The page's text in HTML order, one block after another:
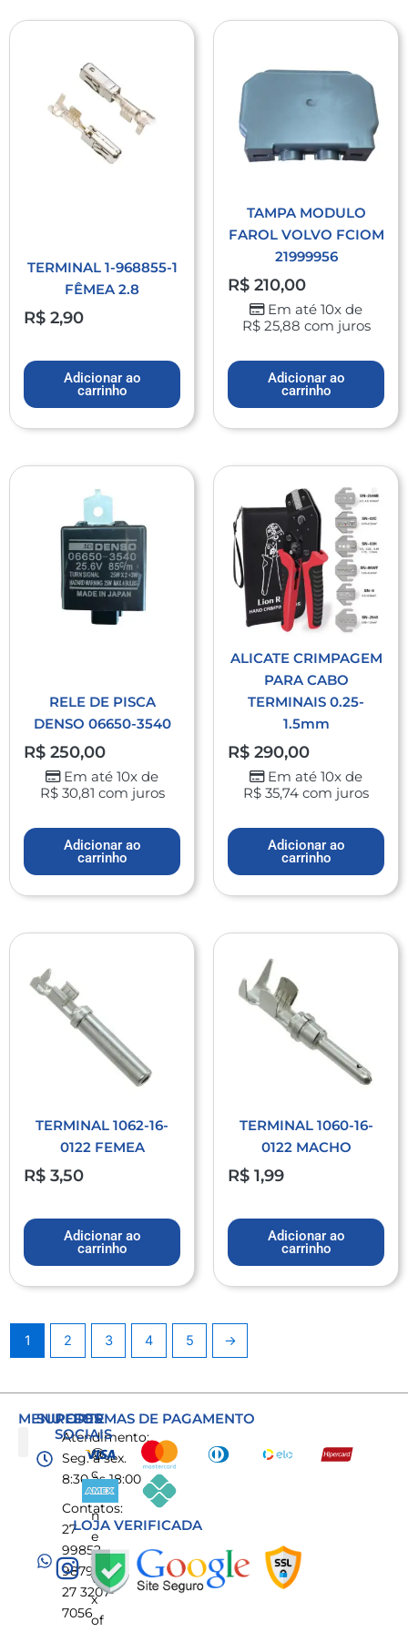
TERMINAL 1-968855-1
FÊMEA 2.8
R$ 2,90
Adicionar ao
carrinho
TAMPA MODULO
FAROL VOLVO FCIOM
21999956
R$ 210,00
Em até 10x de
R$25,88 com juros
Adicionar ao
carrinho
RELE DE PISCA
DENSO 06650-3540
R$ 250,00
Em até 10x de
R$30,81 com juros
Adicionar ao
carrinho
ALICATE CRIMPAGEM
PARA CABO
TERMINAIS 0.25-
1.5mm
R$ 290,00
Em até 10x de
R$ 35,74 com juros
Adicionar ao
carrinho
TERMINAL 1062-16-
0122 FEMEA
R$ 3,50
Adicionar ao
carrinho
TERMINAL 1060-16-
0122 MACHO
R$ 1,99
Adicionar ao
carrinho
1 2 3 4 5 →
MENU
SUPORTE
Atendimento:
Seg. a sex.
8:30 às 18:00
Contatos:
27
99852-
9879
27 3207-
7056
REDES
SOCIAIS
@
c
o
n
e
ct
vi
x
of
FORMAS DE PAGAMENTO
LOJA VERIFICADA